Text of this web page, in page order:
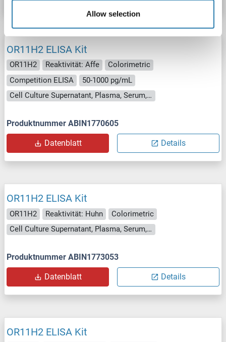
Allow selection
OR11H2 ELISA Kit
OR11H2 Reaktivität: Affe
Colorimetric
Competition ELISA
50-1000 pg/mL
Cell Culture Supernatant, Plasma, Serum, Tissue Homogenate
Produktnummer ABIN1770605
Datenblatt Details
OR11H2 ELISA Kit
OR11H2 Reaktivität: Huhn
Colorimetric
Cell Culture Supernatant, Plasma, Serum, Tissue Homogenate
Produktnummer ABIN1773053
Datenblatt Details
OR11H2 ELISA Kit